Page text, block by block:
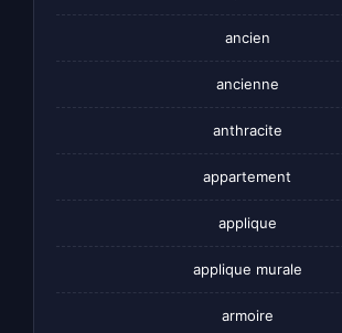
ancien
ancienne
anthracite
appartement
applique
applique murale
armoire